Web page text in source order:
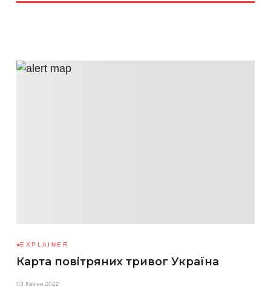
EXPLAINER
Карта повітряних тривог Україна
03 Квітня 2022